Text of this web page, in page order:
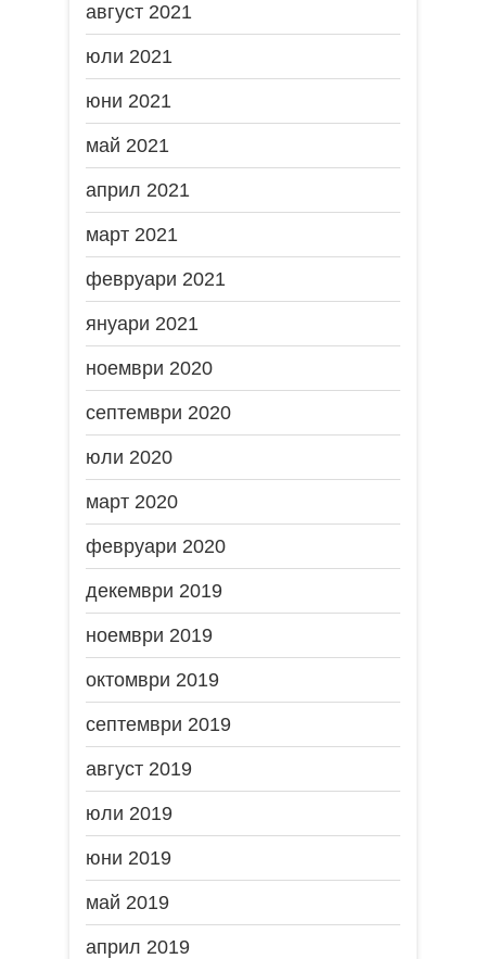
август 2021
юли 2021
юни 2021
май 2021
април 2021
март 2021
февруари 2021
януари 2021
ноември 2020
септември 2020
юли 2020
март 2020
февруари 2020
декември 2019
ноември 2019
октомври 2019
септември 2019
август 2019
юли 2019
юни 2019
май 2019
април 2019